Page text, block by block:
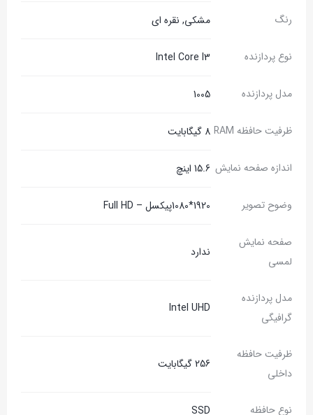
رنگ مشکی, نقره ای
نوع پردازنده Intel Core I3
مدل پردازنده 1005
ظرفیت حافظه RAM 8 گیگابایت
اندازه صفحه نمایش 15.6 اینچ
وضوح تصویر 1920*1080پیکسل – Full HD
صفحه نمایش
لمسی
ندارد
مدل پردازنده
گرافیگی
Intel UHD
ظرفیت حافظه
داخلی
256 گیگابایت
نوع حافظه SSD